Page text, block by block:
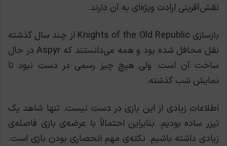
نقش‌آفرینی ارادت ویژه‌ای به آن دارند.
بازسازی Knights of the Old Republic از چند سال گذشته
نقل محافل شده بود و همه می‌دانستند که Aspyr در حال
ساخت آن است. ولی هیچ چیز رسمی در دست نبود تا
نمایش شب گذشته.
اطلاعات زیادی از این بازی در دست نیست. تنها شاهد یک
تیزر ساده بودیم. بنابراین احتمالاً با عرضه‌ی بازی فاصله‌ی
زیادی داشته باشیم. نکته‌ی مهم انحصاری بودن بازی است.